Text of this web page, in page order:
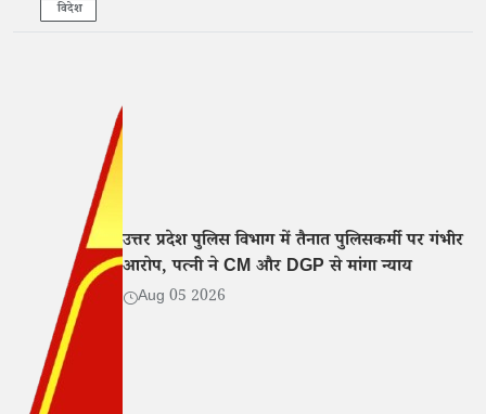
विदेश
उत्तर प्रदेश पुलिस विभाग में तैनात पुलिसकर्मी पर गंभीर
आरोप, पत्नी ने CM और DGP से मांगा न्याय
Aug 05 2026